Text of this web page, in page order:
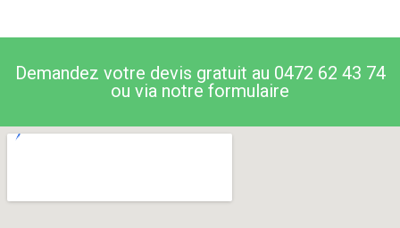
Demandez votre devis gratuit au 0472 62 43 74
ou via notre formulaire